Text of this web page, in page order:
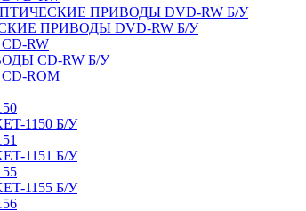
ПРИВОДЫ DVD-RW Б/У
ПРИВОДЫ DVD-RW Б/У
RW
CD-RW Б/У
ROM
1150 Б/У
1151 Б/У
1155 Б/У